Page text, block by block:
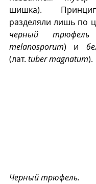
шишка).
черный трюфель
melanosporum) и
(лат. tuber magnatum).
Черный трюфель.